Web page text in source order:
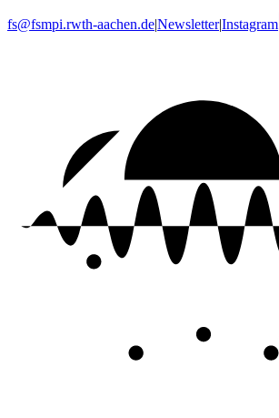
fs@fsmpi.rwth-aachen.de|Newsletter|Instagram